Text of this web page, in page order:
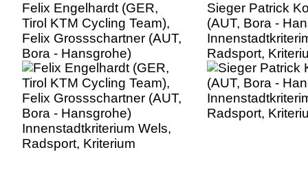
Felix Engelhardt (GER,
Tirol KTM Cycling Team),
Felix Grossschartner (AUT,
Bora - Hansgrohe)
Innenstadtkriterium Wels,
Radsport, Kriterium
Sieger Patrick
(AUT, Bora -
Radsport,